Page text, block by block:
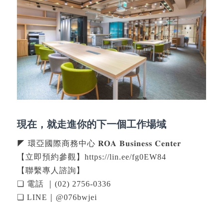
現在，就走進你的下一個工作場域
◤ 環亞國際商務中心 𝐑𝐎𝐀 𝐁𝐮𝐬𝐢𝐧𝐞𝐬𝐬 𝐂𝐞𝐧𝐭𝐞𝐫
【立即預約參觀】https://lin.ee/fg0EW84
【聯繫專人諮詢】
❏ 電話 ｜(02) 2756-0336
❏ LINE｜@076bwjei